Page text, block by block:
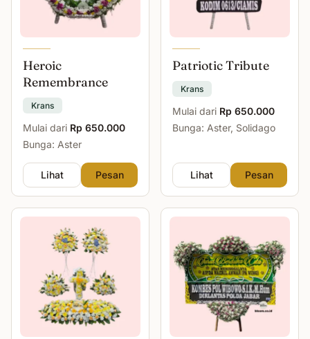
Heroic
Remembrance
Krans
Mulai dari Rp 650.000
Bunga: Aster
Lihat Pesan
Patriotic Tribute
Krans
Mulai dari Rp 650.000
Bunga: Aster, Solidago
Lihat Pesan